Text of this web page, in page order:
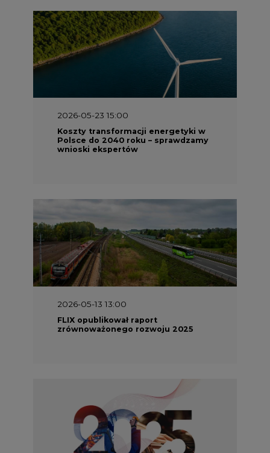
2026-05-23 15:00
Koszty transformacji energetyki w
Polsce do 2040 roku – sprawdzamy
wnioski ekspertów
2026-05-13 13:00
FLIX opublikował raport
zrównoważonego rozwoju 2025